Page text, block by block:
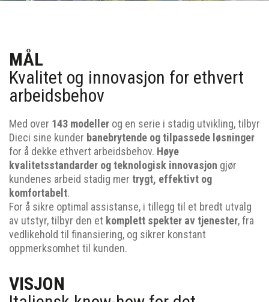
MÅL
Kvalitet og innovasjon for ethvert
arbeidsbehov
Med over 143 modeller og en serie i stadig utvikling, tilbyr
Dieci sine kunder banebrytende og tilpassede løsninger
for å dekke ethvert arbeidsbehov. Høye
kvalitetsstandarder og teknologisk innovasjon gjør
kundenes arbeid stadig mer trygt, effektivt og
komfortabelt.
For å sikre optimal assistanse, i tillegg til et bredt utvalg
av utstyr, tilbyr den et komplett spekter av tjenester, fra
vedlikehold til finansiering, og sikrer konstant
oppmerksomhet til kunden.
VISJON